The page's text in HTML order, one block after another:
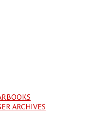
ARCHIVES